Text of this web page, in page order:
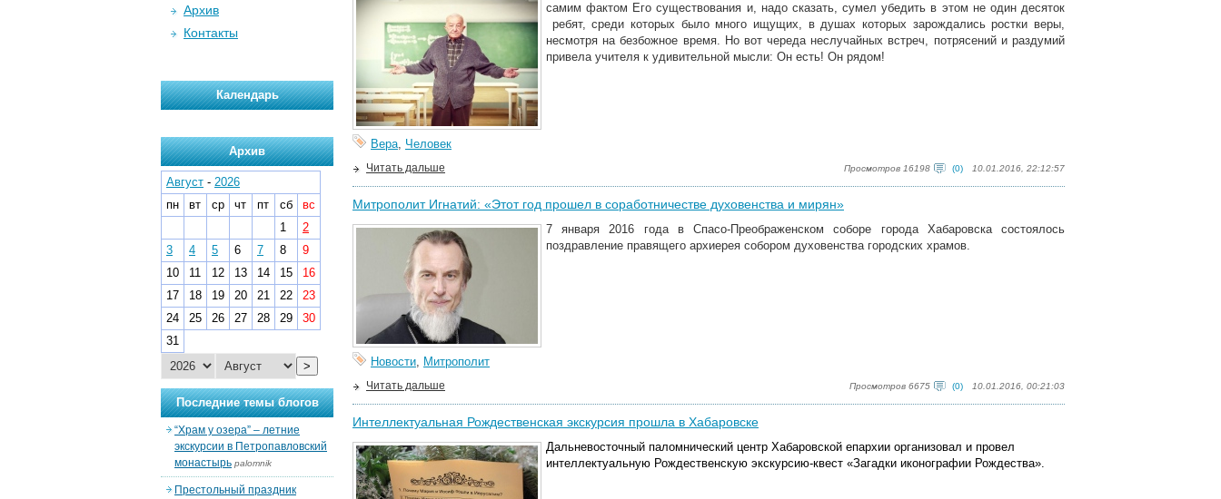
самим фактом Его существования и, надо сказать, сумел убедить в этом не один десяток
ребят, среди которых было много ищущих, в душах которых зарождались ростки веры,
несмотря на безбожное время. Но вот череда неслучайных встреч, потрясений и раздумий
привела учителя к удивительной мысли: Он есть! Он рядом!
Вера, Человек
Просмотров 16198 (0) 10.01.2016, 22:12:57
Читать дальше
Митрополит Игнатий: «Этот год прошел в соработничестве духовенства и мирян»
7 января 2016 года в Спасо-Преображенском соборе города Хабаровска состоялось
поздравление правящего архиерея собором духовенства городских храмов.
Новости, Митрополит
Просмотров 6675 (0) 10.01.2016, 00:21:03
Читать дальше
Интеллектуальная Рождественская экскурсия прошла в Хабаровске
Дальневосточный паломнический центр Хабаровской епархии организовал и провел
интеллектуальную Рождественскую экскурсию-квест «Загадки иконографии Рождества».
Архив
Контакты
Календарь
Архив
Август - 2026
пн
вт ср чт пт сб
вс
1
2
3
4 5 6 7 8
9
10
11 12 13 14 15
16
17
18 19 20 21 22
23
24
25 26 27 28 29
30
31
>
Последние темы блогов
“Храм у озера” – летние
экскурсии в Петропавловский
монастырь palomnik
Престольный праздник